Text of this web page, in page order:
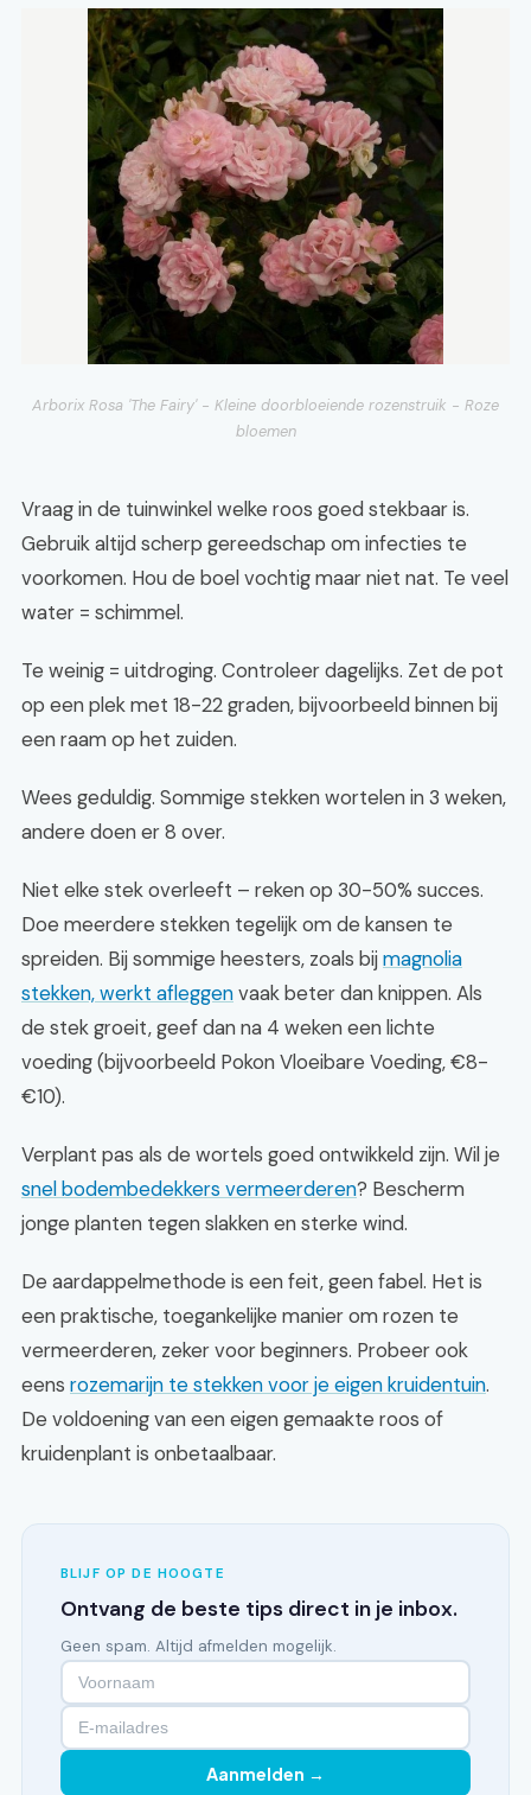
Arborix Rosa 'The Fairy' - Kleine doorbloeiende rozenstruik - Roze
bloemen
Vraag in de tuinwinkel welke roos goed stekbaar is.
Gebruik altijd scherp gereedschap om infecties te
voorkomen. Hou de boel vochtig maar niet nat. Te veel
water = schimmel.
Te weinig = uitdroging. Controleer dagelijks. Zet de pot
op een plek met 18-22 graden, bijvoorbeeld binnen bij
een raam op het zuiden.
Wees geduldig. Sommige stekken wortelen in 3 weken,
andere doen er 8 over.
Niet elke stek overleeft – reken op 30-50% succes.
Doe meerdere stekken tegelijk om de kansen te
spreiden. Bij sommige heesters, zoals bijmagnolia
stekken, werkt afleggenvaak beter dan knippen. Als
de stek groeit, geef dan na 4 weken een lichte
voeding (bijvoorbeeld Pokon Vloeibare Voeding, €8-
€10).
Verplant pas als de wortels goed ontwikkeld zijn. Wil je
snel bodembedekkers vermeerderen? Bescherm
jonge planten tegen slakken en sterke wind.
De aardappelmethode is een feit, geen fabel. Het is
een praktische, toegankelijke manier om rozen te
vermeerderen, zeker voor beginners. Probeer ook
eens rozemarijn te stekken voor je eigen kruidentuin.
De voldoening van een eigen gemaakte roos of
kruidenplant is onbetaalbaar.
BLIJF OP DE HOOGTE
Ontvang de beste tips direct in je inbox.
Geen spam. Altijd afmelden mogelijk.
Aanmelden →